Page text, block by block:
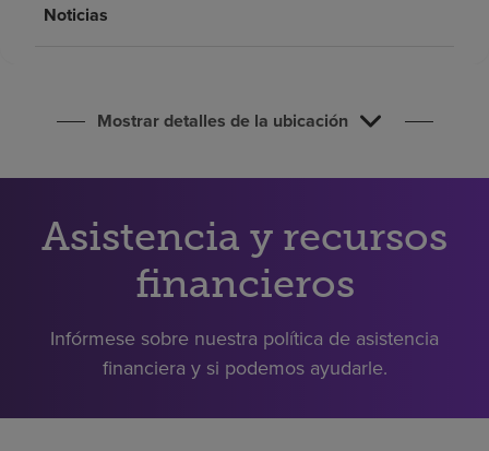
Empleos
Pagar mi factura
Noticias
Mostrar detalles de la ubicación
Asistencia y recursos
financieros
Infórmese sobre nuestra política de asistencia
financiera y si podemos ayudarle.